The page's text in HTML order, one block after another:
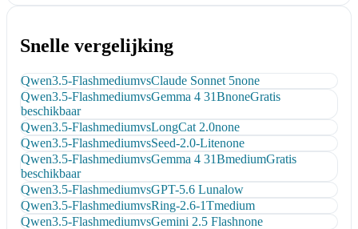
Snelle vergelijking
Qwen3.5-FlashmediumvsClaude Sonnet 5none
Qwen3.5-FlashmediumvsGemma 4 31BnoneGratis
beschikbaar
Qwen3.5-FlashmediumvsLongCat 2.0none
Qwen3.5-FlashmediumvsSeed-2.0-Litenone
Qwen3.5-FlashmediumvsGemma 4 31BmediumGratis
beschikbaar
Qwen3.5-FlashmediumvsGPT-5.6 Lunalow
Qwen3.5-FlashmediumvsRing-2.6-1Tmedium
Qwen3.5-FlashmediumvsGemini 2.5 Flashnone